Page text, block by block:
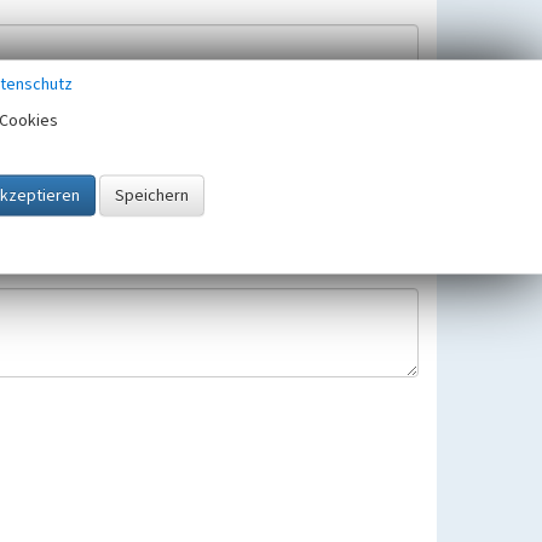
gespeichert und verwendet.
gültigen Europäischen